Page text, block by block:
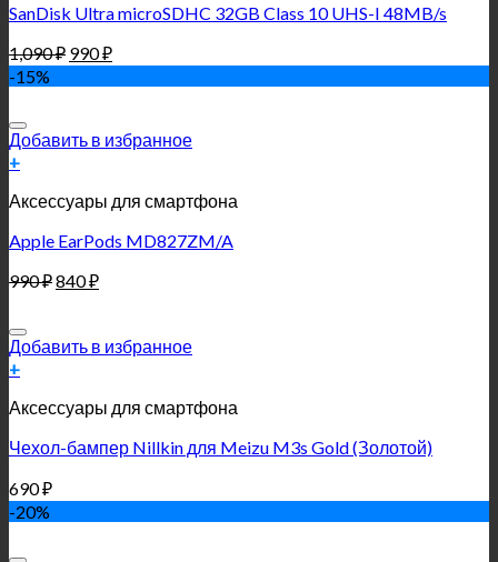
SanDisk Ultra microSDHC 32GB Class 10 UHS-I 48MB/s
1,090₽ 990₽
-15%
Добавить в избранное
+
Аксессуары для смартфона
Apple EarPods MD827ZM/A
990₽840₽
Добавить в избранное
+
Аксессуары для смартфона
Чехол-бампер Nillkin для Meizu M3s Gold (Золотой)
690₽
-20%